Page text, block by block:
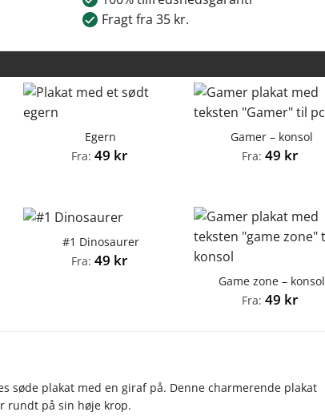
Fragt fra 35 kr.
Egern
Fra: 49 kr
Gamer – konsol
Fra:49 kr
#1 Dinosaurer
Fra: 49 kr
Game zone – konsol
Fra:49 kr
søde plakat med en giraf på. Denne charmerende plakat
på sin høje krop.